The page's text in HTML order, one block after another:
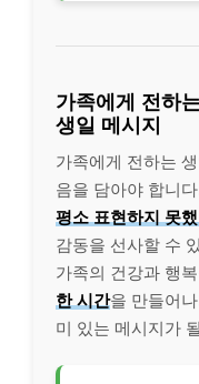
가족에게 전하
생일 메시지
가족에게 전하는
음을 담아야 합니
평소 표현하지 못
감동을 선사할 수
가족의 건강과 행
한 시간을 만들어
미 있는 메시지가